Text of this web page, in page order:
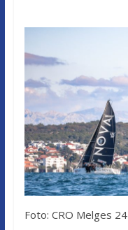
Foto: CRO Melges 24